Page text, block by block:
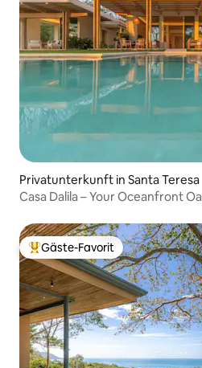
Privatunterkunft in Santa Teresa
Casa Dalila – Your Oceanfront
Beliebter Gäste-Favorit.
Gäste-Favorit